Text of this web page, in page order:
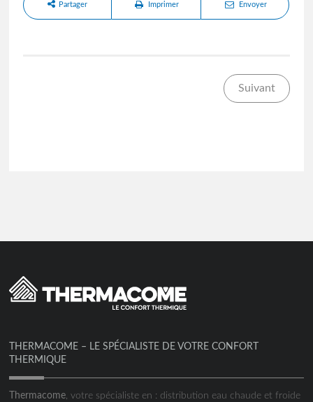
Partager Imprimer Envoyer
Suivant
THERMACOME – LE SPÉCIALISTE DE VOTRE CONFORT
THERMIQUE
Thermacome, votre spécialiste en : distribution eau chaude et froide